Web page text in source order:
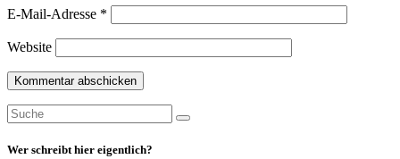
E-Mail-Adresse *
Website
Suche
nach:
Suche
Wer schreibt hier eigentlich?